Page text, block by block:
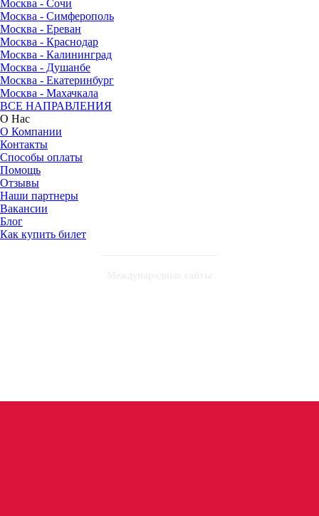
Москва - Сочи
Москва - Симферополь
Москва - Ереван
Москва - Краснодар
Москва - Калининград
Москва - Душанбе
Москва - Екатеринбург
Москва - Махачкала
ВСЕ НАПРАВЛЕНИЯ
О Нас
О Компании
Контакты
Способы оплаты
Помощь
Отзывы
Наши партнеры
Вакансии
Блог
Как купить билет